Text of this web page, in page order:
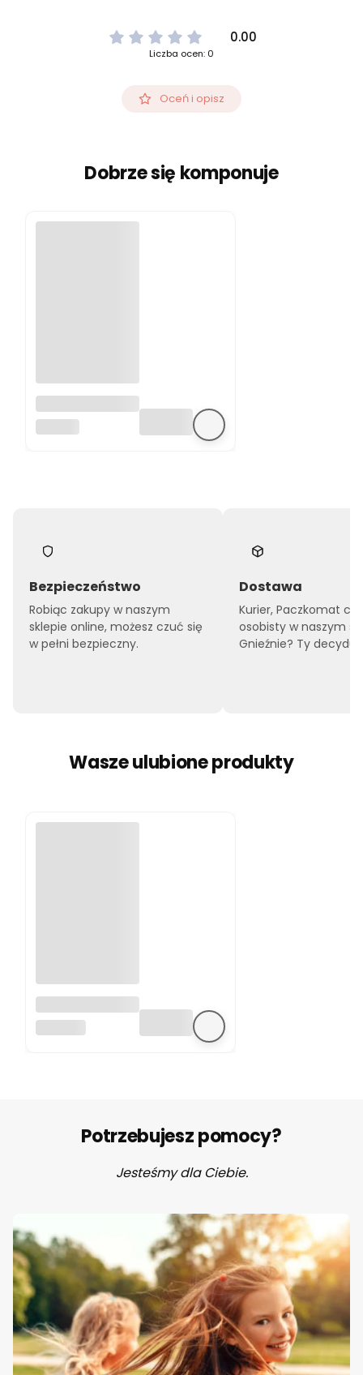
0.00
Liczba ocen: 0
Oceń i opisz
Dobrze się komponuje
Lampka nocna
z projekcją
świetlną Żółw
Bezpieczeństwo
Robiąc zakupy w naszym
sklepie online, możesz czuć się
w pełni bezpieczny.
Dostawa
Kurier, Paczkomat
osobisty w naszym
Gnieźnie? Ty
Wasze ulubione produkty
pływania z
siatką mesh My
Potrzebujesz pomocy?
Jesteśmy dla Ciebie.